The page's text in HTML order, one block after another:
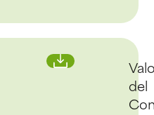
del